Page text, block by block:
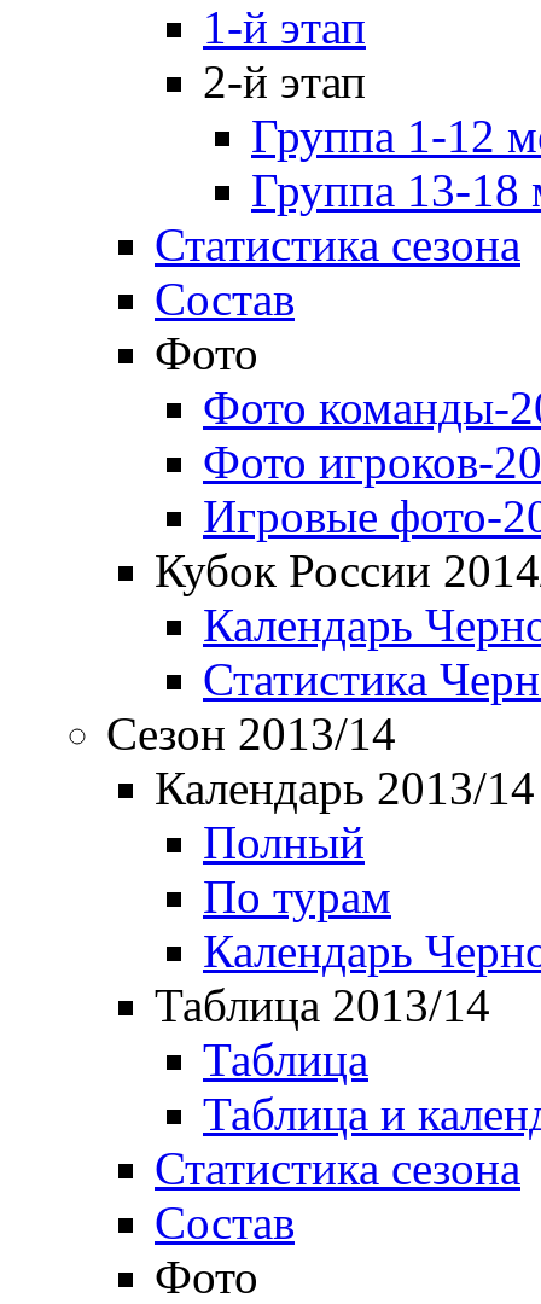
1-й этап
2-й этап
Группа 1-12
Группа 13-18
Статистика сезона
Состав
Фото
Фото команды-
Фото игроков-
Игровые фото-
Кубок России
Календарь
Статистика
Сезон 2013/14
Календарь 2013/14
Полный
По турам
Календарь
Таблица 2013/14
Таблица
Таблица и
Статистика сезона
Состав
Фото